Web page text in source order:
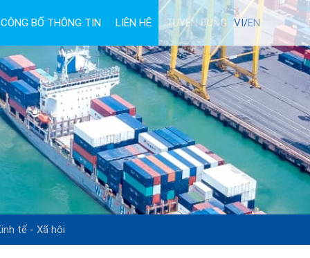
CÔNG BỐ THÔNG TIN LIÊN HỆ TUYỂN DỤNG VI/EN
tế - Xã hội